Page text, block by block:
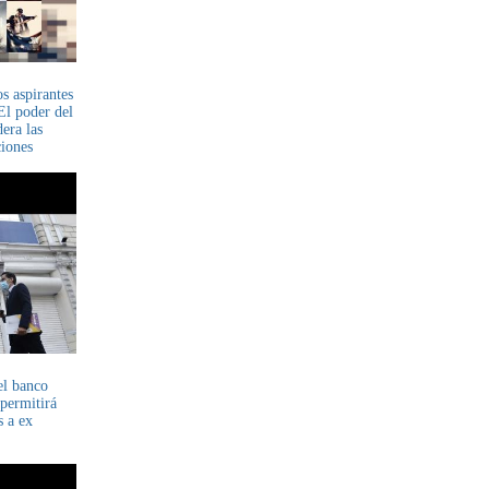
aspirantes
poder del
las
banco
a ex